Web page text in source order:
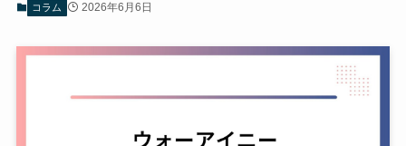
コラム 2026年6月6日